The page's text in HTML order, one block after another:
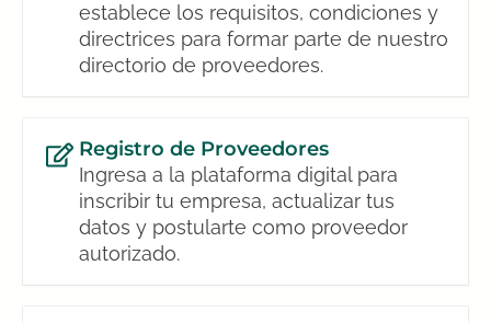
establece los requisitos, condiciones y
directrices para formar parte de nuestro
directorio de proveedores.
Registro de Proveedores
Ingresa a la plataforma digital para
inscribir tu empresa, actualizar tus
datos y postularte como proveedor
autorizado.